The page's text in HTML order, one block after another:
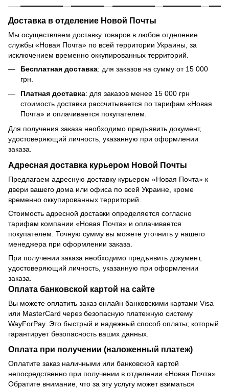
Доставка в отделение Новой Почты
Мы осуществляем доставку товаров в любое отделение
службы «Новая Почта» по всей территории Украины, за
исключением временно оккупированных территорий.
Бесплатная доставка: для заказов на сумму от 15 000
грн.
Платная доставка: для заказов менее 15 000 грн
стоимость доставки рассчитывается по тарифам «Новая
Почта» и оплачивается покупателем.
Для получения заказа необходимо предъявить документ,
удостоверяющий личность, указанную при оформлении
заказа.
Адресная доставка курьером Новой Почты
Предлагаем адресную доставку курьером «Новая Почта» к
двери вашего дома или офиса по всей Украине, кроме
временно оккупированных территорий.
Стоимость адресной доставки определяется согласно
тарифам компании «Новая Почта» и оплачивается
покупателем. Точную сумму вы можете уточнить у нашего
менеджера при оформлении заказа.
При получении заказа необходимо предъявить документ,
удостоверяющий личность, указанную при оформлении
заказа.
Оплата банковской картой на сайте
Вы можете оплатить заказ онлайн банковскими картами Visa
или MasterCard через безопасную платежную систему
WayForPay. Это быстрый и надежный способ оплаты, который
гарантирует безопасность ваших данных.
Оплата при получении (наложенный платеж)
Оплатите заказ наличными или банковской картой
непосредственно при получении в отделении «Новая Почта».
Обратите внимание, что за эту услугу может взиматься